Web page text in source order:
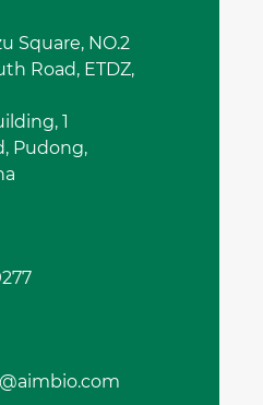
Square, NO.2
Road, ETDZ,
1
Pudong,